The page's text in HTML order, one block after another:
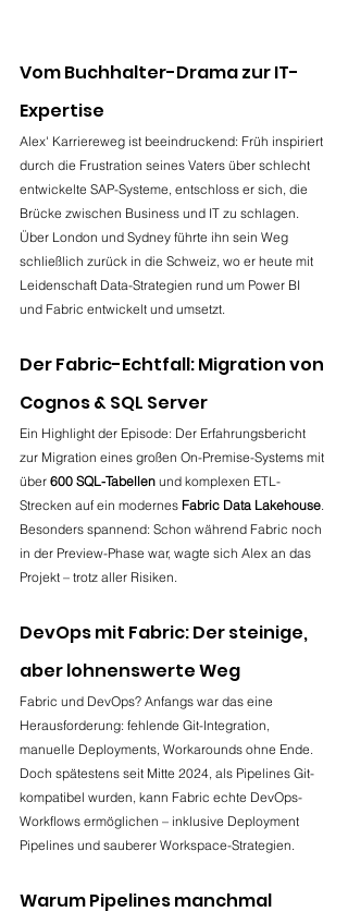
Vom Buchhalter-Drama zur IT-
Expertise
Alex' Karriereweg ist beeindruckend: Früh inspiriert
durch die Frustration seines Vaters über schlecht
entwickelte SAP-Systeme, entschloss er sich, die
Brücke zwischen Business und IT zu schlagen.
Über London und Sydney führte ihn sein Weg
schließlich zurück in die Schweiz, wo er heute mit
Leidenschaft Data-Strategien rund um Power BI
und Fabric entwickelt und umsetzt.
Der Fabric-Echtfall: Migration von
Cognos & SQL Server
Ein Highlight der Episode: Der Erfahrungsbericht
zur Migration eines großen On-Premise-Systems mit
über 600 SQL-Tabellen und komplexen ETL-
Strecken auf ein modernes Fabric Data Lakehouse
Besonders spannend: Schon während Fabric noch
in der Preview-Phase war, wagte sich Alex an das
Projekt – trotz aller Risiken.
DevOps mit Fabric: Der steinige,
aber lohnenswerte Weg
Fabric und DevOps? Anfangs war das eine
Herausforderung: fehlende Git-Integration,
manuelle Deployments, Workarounds ohne Ende.
Doch spätestens seit Mitte 2024, als Pipelines Git-
kompatibel wurden, kann Fabric echte DevOps-
Workflows ermöglichen – inklusive Deployment
Pipelines und sauberer Workspace-Strategien.
Warum Pipelines manchmal